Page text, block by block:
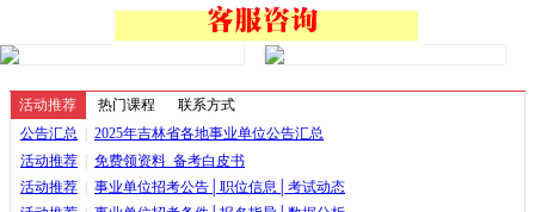
活动推荐 热门课程 联系方式
公告汇总
2025年吉林省各地事业单位公告汇总
活动推荐
免费领资料_备考白皮书
活动推荐
事业单位招考公告│职位信息│考试动态